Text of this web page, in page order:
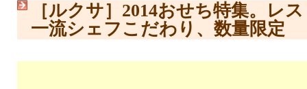
［ルクサ］2014おせち特集。レ
一流シェフこだわり、数量限定